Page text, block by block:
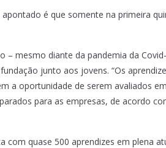
é que somente na primeira
– mesmo diante da pandemia da
junto aos jovens. “Os
a oportunidade de serem avaliados
para as empresas, de acordo
com quase 500 aprendizes em plena